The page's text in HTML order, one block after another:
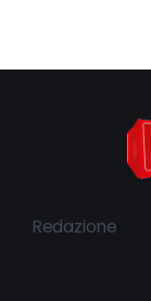
Redazione